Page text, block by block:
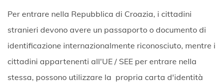
Per entrare nella Repubblica di Croazia, i cittadini
stranieri devono avere un passaporto o documento di
identificazione internazionalmente riconosciuto, mentre i
cittadini appartenenti all'UE / SEE per entrare nella
stessa, possono utilizzare la propria carta d'identità